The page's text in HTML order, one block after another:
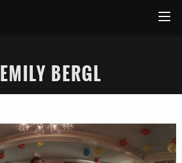
EMILY BERGL